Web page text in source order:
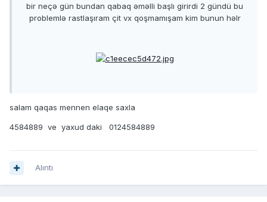
bir neçə gün bundan qabaq əməlli başlı girirdi 2 gündü bu
problemlə rastlaşıram çit vx qoşmamışam kim bunun həlr
salam qaqas mennen elaqe saxla
4584889 ve yaxud daki 0124584889
Alıntı